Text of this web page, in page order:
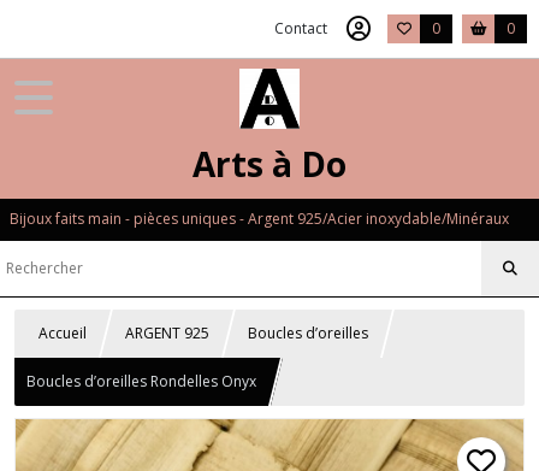
Contact 0 0
Arts à Do
Bijoux faits main - pièces uniques - Argent 925/Acier inoxydable/Minéraux
Accueil ARGENT 925 Boucles d’oreilles
Boucles d’oreilles Rondelles Onyx